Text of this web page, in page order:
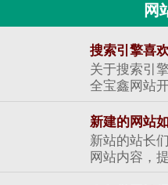
网
搜索引擎喜
关于搜索引
全宝鑫网站
新建的网站
新站的站长
网站内容，